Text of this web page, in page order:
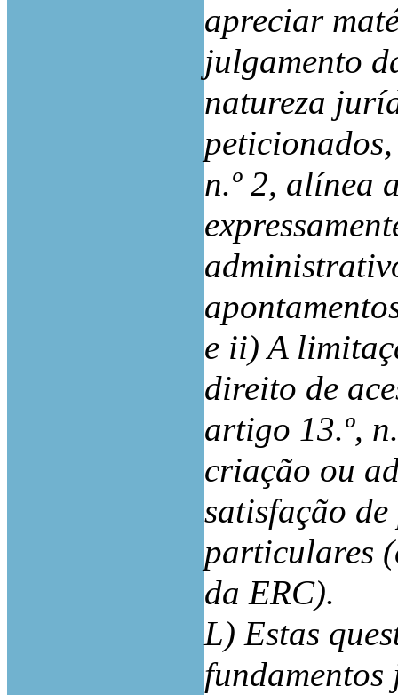
apreciar
julgamento
natureza
n.º 2, alínea
e ii) A
direito de
artigo 13.º,
criação ou
satisfação
particulares
da ERC).
L) Estas